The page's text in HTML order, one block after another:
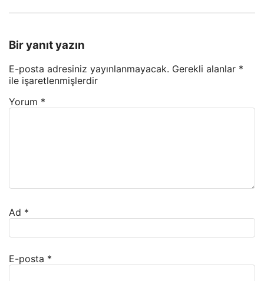
Bir yanıt yazın
E-posta adresiniz yayınlanmayacak. Gerekli alanlar *
ile işaretlenmişlerdir
Yorum *
Ad *
E-posta *